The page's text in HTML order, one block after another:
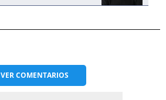
VERCOMENTARIOS